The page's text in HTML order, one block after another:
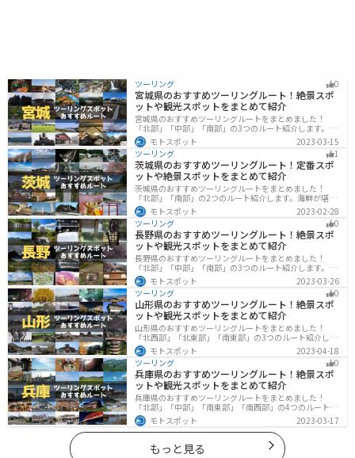
ツーリング 0
宮城県のおすすめツーリングルート！絶景スポ
ットや観光スポットをまとめて紹介
宮城県のおすすめツーリングルートをまとめました！
「北部」「中部」「南部」の3つのルート紹介します。キ
ツネ村や広大な山や滝、湖などを歴史や自然を満喫する
ツーリングができます。バイクで宮城県にツーリングに
行く際は参考にしてください。
モトスポット
2023-03-15
ツーリング
1
茨城県のおすすめツーリングルート！定番スポ
ットや絶景スポットをまとめて紹介
茨城県のおすすめツーリングルートをまとめました！
「北部」「南部」の2つのルート紹介します。海鮮が堪能
できる港や梅の景勝地、自然豊かな山々があるのでツー
リングにもってこいです。バイクで茨城県にツーリング
に行く際は参考にしてください。
モトスポット
2023-02-28
ツーリング
0
長野県のおすすめツーリングルート！絶景スポ
ットや観光スポットをまとめて紹介
長野県のおすすめツーリングルートをまとめました！
「北部」「中部」「南部」の3つのルート紹介します。諏
訪湖やビーナスラインのような全国でも有名なツーリン
グスポットが多数あります。バイクで長野県にツーリン
グに行く際は参考にしてください。
モトスポット
2023-03-26
ツーリング
0
山形県のおすすめツーリングルート！絶景スポ
ットや観光スポットをまとめて紹介
山形県のおすすめツーリングルートをまとめました！
「北西部」「北東部」「南東部」の3つのルート紹介しま
す。豊かな自然と歴史的な観光スポット、山と海どちら
も堪能できるスポットが多数あります。バイクで山形県
にツーリングに行く際は参考にしてください。
モトスポット
2023-04-18
ツーリング
0
兵庫県のおすすめツーリングルート！絶景スポ
ットや観光スポットをまとめて紹介
兵庫県のおすすめツーリングルートをまとめました！
「北部」「中部」「南東部」「南西部」の4つのルート紹
介します。自然豊かな山を堪能できる北部と中部、街中
で海辺の南部と違った楽しみ方ができます。バイクで兵
庫県にツーリングに行く際は参考にしてください。
モトスポット 2023-03-17
もっと見る